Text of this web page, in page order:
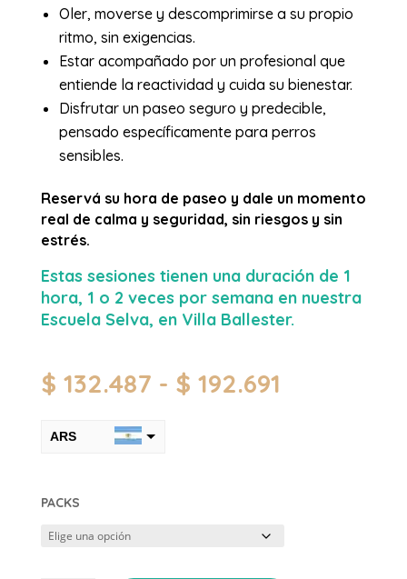
Oler, moverse y descomprimirse a su propio
ritmo, sin exigencias.
Estar acompañado por un profesional que
entiende la reactividad y cuida su bienestar.
Disfrutar un paseo seguro y predecible,
pensado específicamente para perros
sensibles.
Reservá su hora de paseo y dale un momento
real de calma y seguridad, sin riesgos y sin
estrés.
Estas sesiones tienen una duración de 1
hora, 1 o 2 veces por semana en nuestra
Escuela Selva, en Villa Ballester.
$ 132.487 - $ 192.691
ARS
PACKS